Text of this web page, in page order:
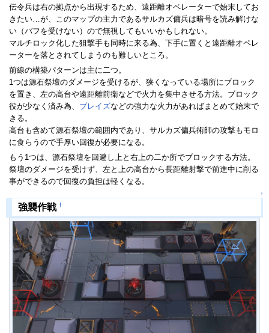
伝令兵は右の拠点から出現するため、遠距離オペレーターで始末してお
きたい…が、このマップの主力であるサルカズ傭兵は暗号を読み解けな
い（バフを受けない）ので無視してもいいかもしれない。
マルチロック化した狙撃手も同時に来る為、下手に置くと遠距離オペレ
ーターを落とされてしまうのも難しいところ。
前線の構築パターンは主に二つ。
1つは源石祭壇のダメージを受けるが、狭くなっている場所にブロック
を置き、左の高台や遠距離前衛などで火力を集中させる方法。ブロック
役が少なく済み為、 ブレイズなどの強力な火力があればまとめて始末で
きる。
高台も含めて源石祭壇の範囲内であり、サルカズ傭兵術師の攻撃もモロ
に食らうので手厚い回復が必要になる。
もう1つは、源石祭壇を回避し上と右上の二か所でブロックする方法。
祭壇のダメージを受けず、左と上の高台から長距離射撃で前進中に削る
事ができるので回復の負担は軽くなる。
↑
強襲作戦 †